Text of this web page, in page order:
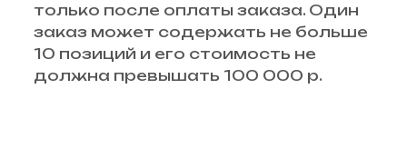
только после оплаты заказа. Один
заказ может содержать не больше
10 позиций и его стоимость не
должна превышать 100 000 р.